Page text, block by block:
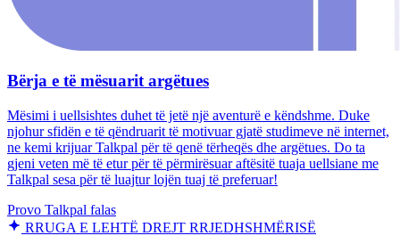
Bërja e të mësuarit argëtues
Mësimi i uellsishtes duhet të jetë një aventurë e këndshme. Duke
njohur sfidën e të qëndruarit të motivuar gjatë studimeve në internet,
ne kemi krijuar Talkpal për të qenë tërheqës dhe argëtues. Do ta
gjeni veten më të etur për të përmirësuar aftësitë tuaja uellsiane me
Talkpal sesa për të luajtur lojën tuaj të preferuar!
Provo Talkpal falas
RRUGA E LEHTË DREJT RRJEDHSHMËRISË